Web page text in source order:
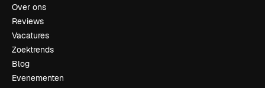
Over ons
Reviews
Vacatures
Zoektrends
Blog
Evenementen